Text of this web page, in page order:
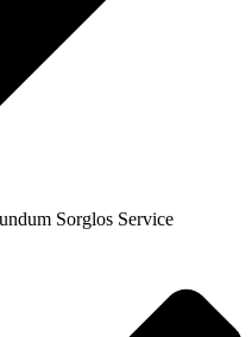
Sorglos Service